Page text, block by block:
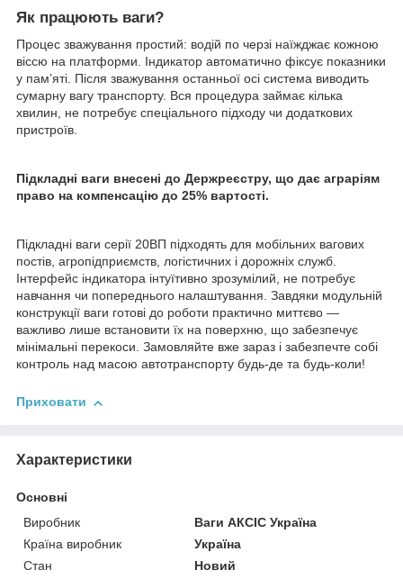
Як працюють ваги?
Процес зважування простий: водій по черзі наїжджає кожною
віссю на платформи. Індикатор автоматично фіксує показники
у пам’яті. Після зважування останньої осі система виводить
сумарну вагу транспорту. Вся процедура займає кілька
хвилин, не потребує спеціального підходу чи додаткових
пристроїв.
Підкладні ваги внесені до Держреєстру, що дає аграріям
право на компенсацію до 25% вартості.
Підкладні ваги серії 20ВП підходять для мобільних вагових
постів, агропідприємств, логістичних і дорожніх служб.
Інтерфейс індикатора інтуїтивно зрозумілий, не потребує
навчання чи попереднього налаштування. Завдяки модульній
конструкції ваги готові до роботи практично миттєво —
важливо лише встановити їх на поверхню, що забезпечує
мінімальні перекоси. Замовляйте вже зараз і забезпечте собі
контроль над масою автотранспорту будь-де та будь-коли!
Приховати
Характеристики
Основні
Виробник
Ваги АКСІС Україна
Країна виробник
Україна
Стан
Новий